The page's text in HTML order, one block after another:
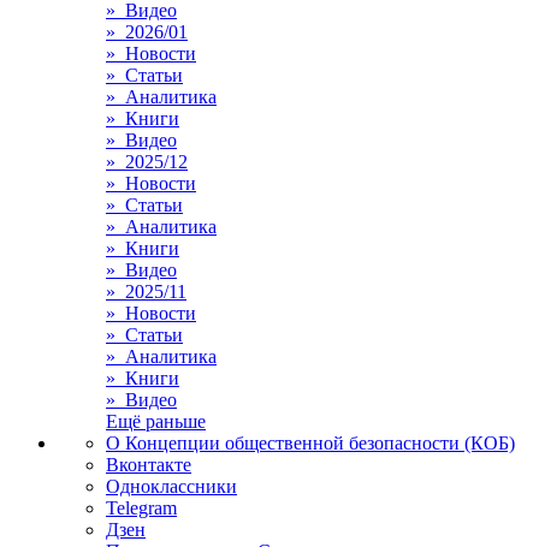
» Видео
» 2026/01
» Новости
» Статьи
» Аналитика
» Книги
» Видео
» 2025/12
» Новости
» Статьи
» Аналитика
» Книги
» Видео
» 2025/11
» Новости
» Статьи
» Аналитика
» Книги
» Видео
Ещё раньше
О Концепции общественной безопасности (КОБ)
Вконтакте
Одноклассники
Telegram
Дзен